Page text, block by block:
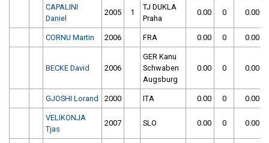
CAPALINI
Daniel
2005 1
TJ DUKLA
Praha
0.00 0 0.00
CORNU Martin 2006 FRA 0.00 0 0.00
BECKE David 2006
GER Kanu
Schwaben
Augsburg
0.00 0 0.00
GJOSHI Lorand 2000 ITA 0.00 0 0.00
VELIKONJA
Tjas
2007 SLO 0.00 0 0.00